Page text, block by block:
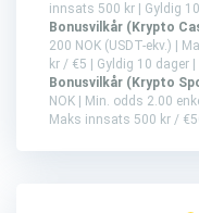
innsats 500 kr | Gyldig
Bonusvilkår (Krypto
200 NOK (USDT-ekv.) |
kr / €5 | Gyldig 10 dager |
Bonusvilkår (Krypto
NOK | Min. odds 2.00
Maks innsats 500 kr /